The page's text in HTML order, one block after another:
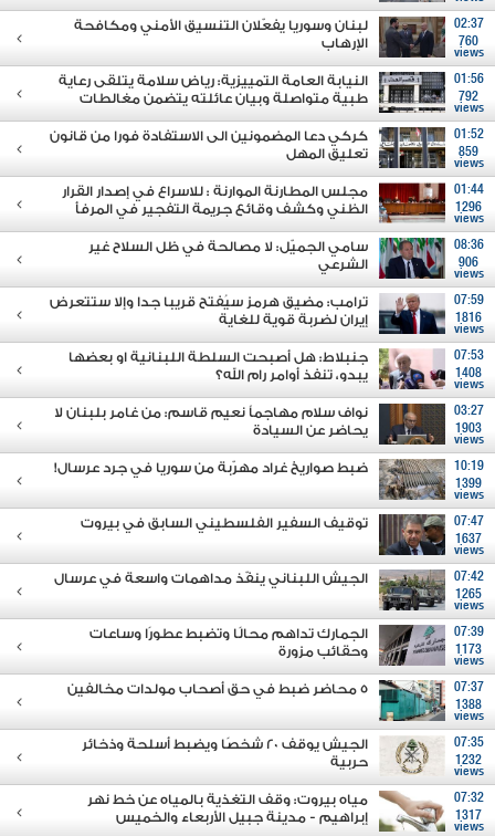
02:37
760
views
لبنان وسوريا يفعّلان التنسيق الأمني ومكافحة
الإرهاب
01:56
792
views
النيابة العامة التمييزية: رياض سلامة يتلقى رعاية
طبية متواصلة وبيان عائلته يتضمن مغالطات
01:52
859
views
كركي دعا المضمونين الى الاستفادة فورا من قانون
تعليق المهل
01:44
1296
views
مجلس المطارنة الموارنة : للاسراع في إصدار القرار
الظني وكشف وقائع جريمة التفجير في المرفأ
08:36
906
views
سامي الجميّل: لا مصالحة في ظل السلاح غير
الشرعي
07:59
1816
views
ترامب: مضيق هرمز سيُفتح قريبا جدا وإلا ستتعرض
إيران لضربة قوية للغاية
07:53
1408
views
جنبلاط: هل أصبحت السلطة اللبنانية او بعضها
يبدو، تنفذ أوامر رام الله؟
03:27
1903
views
نواف سلام مهاجماً نعيم قاسم: من غامر بلبنان لا
يحاضر عن السيادة
10:19
1399
views
ضبط صواريخ غراد مهرّبة من سوريا في جرد عرسال!
07:47
1637
views
توقيف السفير الفلسطيني السابق في بيروت
07:42
1265
views
الجيش اللبناني ينفّذ مداهمات واسعة في عرسال
07:39
1173
views
الجمارك تداهم محالًا وتضبط عطورًا وساعات
وحقائب مزورة
07:37
1388
views
5 محاضر ضبط في حق أصحاب مولدات مخالفين
07:35
1232
views
الجيش يوقف 20 شخصًا ويضبط أسلحة وذخائر
حربية
07:32
1317
views
مياه بيروت: وقف التغذية بالمياه عن خط نهر
إبراهيم - مدينة جبيل الأربعاء والخميس